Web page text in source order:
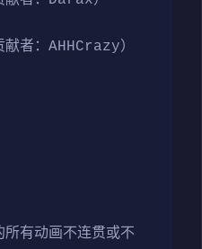
者：AHHCrazy）
有动画不连贯或不